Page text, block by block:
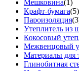
Мешковина(1)
Крафт-бумага(5)
Пароизоляция
Утеплитель из
Кокосовый
Межвенцовый
Материалы для
Глинобитная